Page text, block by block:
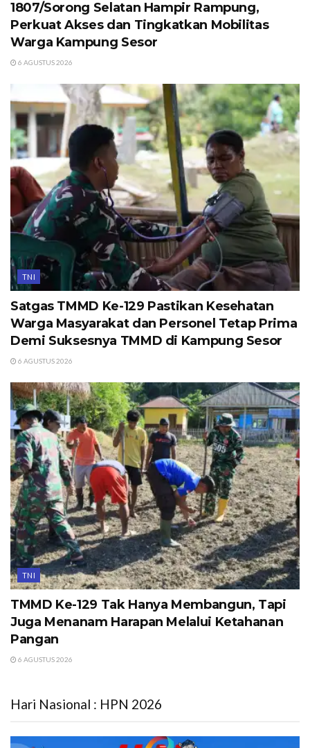
1807/Sorong Selatan Hampir Rampung,
Perkuat Akses dan Tingkatkan Mobilitas
Warga Kampung Sesor
6 AGUSTUS 2026
TNI
Satgas TMMD Ke-129 Pastikan Kesehatan
Warga Masyarakat dan Personel Tetap Prima
Demi Suksesnya TMMD di Kampung Sesor
6 AGUSTUS 2026
TNI
TMMD Ke-129 Tak Hanya Membangun, Tapi
Juga Menanam Harapan Melalui Ketahanan
Pangan
6 AGUSTUS 2026
Hari Nasional : HPN 2026